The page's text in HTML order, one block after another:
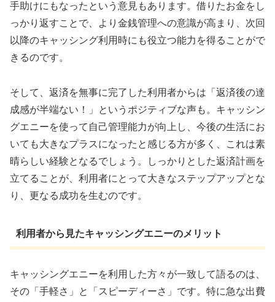
手助けにもなったという意見もあります。借りたお金をし
っかり返すことで、より金銭管理への意識が高まり、次回
以降のキャッシング利用時にも役立つ能力を得ることがで
きるのです。
そして、返済を無事に完了した利用者からは「返済後の達
成感が半端ない！」というポジティブな声も。キャッシン
グエニーを使って自己管理能力が向上し、今後の生活にお
いても大きなプラスになったと感じる方が多く、これは素
晴らしい経験となるでしょう。しっかりとした返済計画を
立てることが、利用者にとって大きなステップアップとな
り、更なる成功を生むのです。
利用者から見たキャッシングエニーのメリット
キャッシングエニーを利用した方々が一致して語るのは、
その「手軽さ」と「スピーディーさ」です。特に急な出費